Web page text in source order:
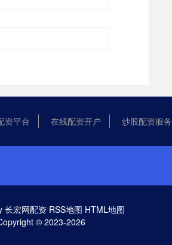
资平台 在线配资开户 炒股配资服务
长宏网配资 RSS地图 HTML地图
© 2023-2026